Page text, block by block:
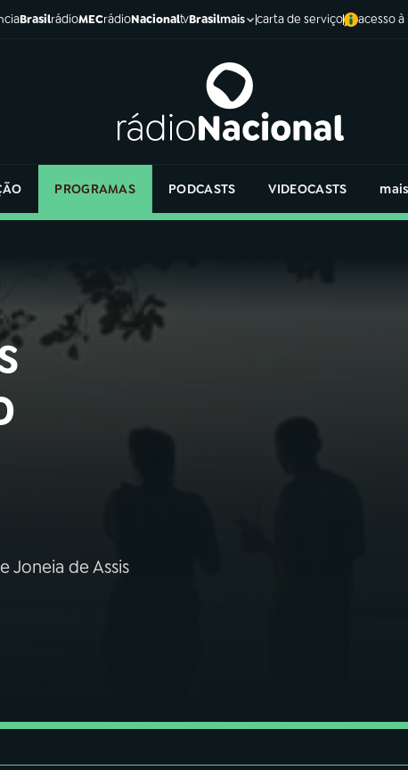
BrasilrádioMECrádioNacionaltvBrasilmais carta de serviço acesso
PROGRAMAS PODCASTS VIDEOCASTS mais
de Assis